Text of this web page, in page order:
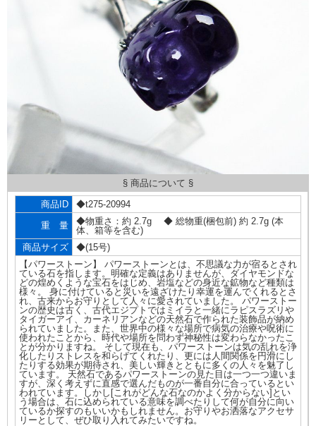
§ 商品について §
商品ID
◆t275-20994
重 量
◆物重さ：約 2.7g ◆ 総物重(梱包前) 約 2.7g (本
体、箱等を含む)
商品サイズ
◆(15号)
【パワーストーン】 パワーストーンとは、不思議な力が宿るとされ
ている石を指します。明確な定義はありませんが、ダイヤモンドな
どの煌めくような宝石をはじめ、岩塩などの身近な鉱物など種類は
様々。 身に付けていると災いを遠ざけたり幸運を運んでくれるとさ
れ、古来からお守りとして人々に愛されていました。 パワーストー
ンの歴史は古く、古代エジプトではミイラと一緒にラピスラズリや
タイガーアイ、カーネリアンなどの天然石で作られた装飾品が納め
られていました。また、世界中の様々な場所で病気の治療や呪術に
使われたことから、時代や場所を問わず神秘性は変わらなかったこ
とが分かりますね。 そして現在も、パワーストーンは気の乱れを浄
化したりストレスを和らげてくれたり、更には人間関係を円滑にし
たりする効果が期待され、美しい輝きとともに多くの人々を魅了し
ています。 天然石であるパワーストーンの見た目は一つ一つ違いま
すが、深く考えずに直感で選んだものが一番自分に合っているとい
われています。しかし[これがどんな石なのかよく分からない]とい
う場合は、石に込められている意味を調べたりして何が自分に向い
ているか探すのもいいかもしれません。お守りやお洒落なアクセサ
リーとして、ぜひ取り入れてみたいですね。